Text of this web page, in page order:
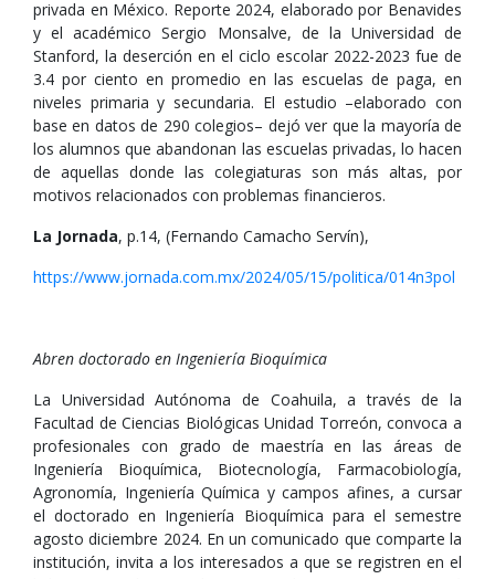
privada en México. Reporte 2024, elaborado por Benavides
y el académico Sergio Monsalve, de la Universidad de
Stanford, la deserción en el ciclo escolar 2022-2023 fue de
3.4 por ciento en promedio en las escuelas de paga, en
niveles primaria y secundaria. El estudio –elaborado con
base en datos de 290 colegios– dejó ver que la mayoría de
los alumnos que abandonan las escuelas privadas, lo hacen
de aquellas donde las colegiaturas son más altas, por
motivos relacionados con problemas financieros.
La Jornada, p.14, (Fernando Camacho Servín),
https://www.jornada.com.mx/2024/05/15/politica/014n3pol
Abren doctorado en Ingeniería Bioquímica
La Universidad Autónoma de Coahuila, a través de la
Facultad de Ciencias Biológicas Unidad Torreón, convoca a
profesionales con grado de maestría en las áreas de
Ingeniería Bioquímica, Biotecnología, Farmacobiología,
Agronomía, Ingeniería Química y campos afines, a cursar
el doctorado en Ingeniería Bioquímica para el semestre
agosto diciembre 2024. En un comunicado que comparte la
institución, invita a los interesados a que se registren en el